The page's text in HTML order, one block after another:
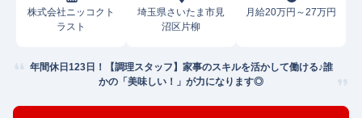
株式会社ニッコクト
ラスト
埼玉県さいたま市見
沼区片柳
月給20万円～27万円
年間休日123日！【調理スタッフ】家事のスキルを活かして働ける♪誰
かの「美味しい！」が力になります◎